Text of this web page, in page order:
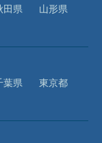
田県
山形県
葉県
東京都